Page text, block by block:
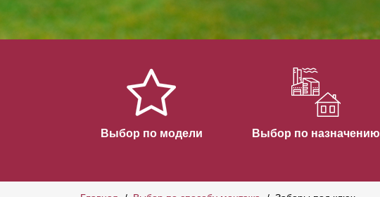
Выбор по модели Выбор по назначению